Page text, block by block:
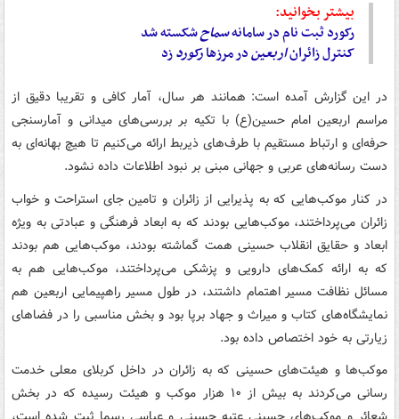
بیشتر بخوانید:
رکورد ثبت نام در سامانهسماحشکسته شد
کنترل زائراناربعیندر مرزهارکوردزد
در این گزارش آمده است: همانند هر سال، آمار کافی و تقریبا دقیق از
مراسم اربعین امام حسین(ع) با تکیه بر بررسی‌های میدانی و آمارسنجی
حرفه‌ای و ارتباط مستقیم با طرف‌های ذیربط ارائه می‌کنیم تا هیچ بهانه‌ای به
دست رسانه‌های عربی و جهانی مبنی بر نبود اطلاعات داده نشود.
در کنار موکب‌هایی که به پذیرایی از زائران و تامین جای استراحت و خواب
زائران می‌پرداختند، موکب‌هایی بودند که به ابعاد فرهنگی و عبادتی به ویژه
ابعاد و حقایق انقلاب حسینی همت گماشته بودند، موکب‌هایی هم بودند
که به ارائه کمک‌های دارویی و پزشکی می‌پرداختند، موکب‌هایی هم به
مسائل نظافت مسیر اهتمام داشتند، در طول مسیر راهپیمایی اربعین هم
نمایشگاه‌های کتاب و میراث و جهاد برپا بود و بخش مناسبی را در فضاهای
زیارتی به خود اختصاص داده بود.
موکب‌ها و هیئت‌های حسینی که به زائران در داخل کربلای معلی خدمت
رسانی می‌کردند به بیش از ۱۰ هزار موکب و هیئت رسیده که در بخش